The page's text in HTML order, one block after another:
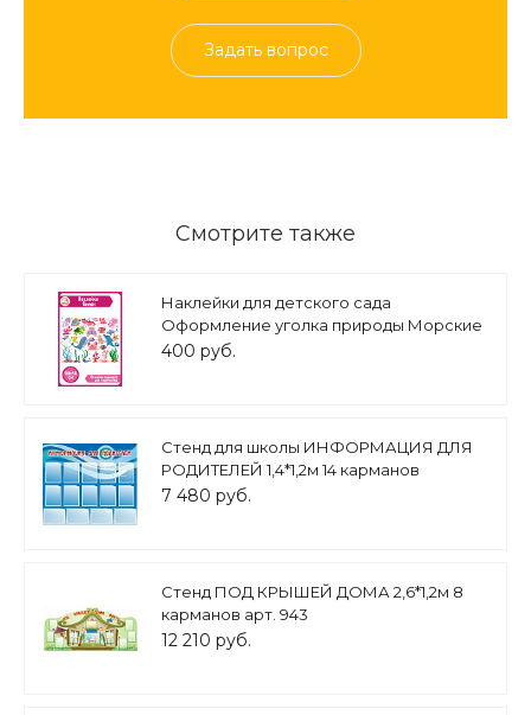
Задать вопрос
Смотрите также
Наклейки для детского сада
Оформление уголка природы Морские
животные 0,4*0,5м арт.Н1547
400 руб.
Стенд для школы ИНФОРМАЦИЯ ДЛЯ
РОДИТЕЛЕЙ 1,4*1,2м 14 карманов
арт.1383
7 480 руб.
Стенд ПОД КРЫШЕЙ ДОМА 2,6*1,2м 8
карманов арт. 943
12 210 руб.